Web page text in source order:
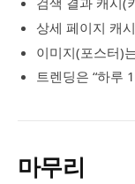
상세 페이지 캐
이미지(포스터)
트렌딩은 “하루
마무리